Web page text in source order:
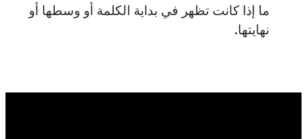
ما إذا كانت تظهر في بداية الكلمة أو وسطها أو
نهايتها.